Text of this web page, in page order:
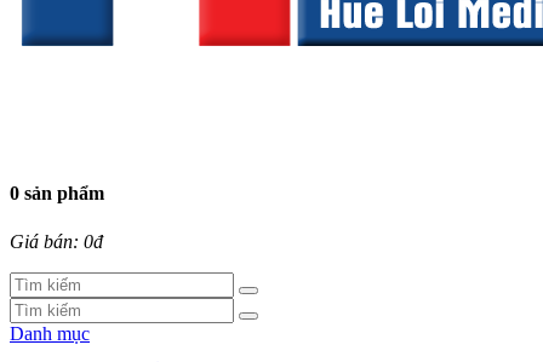
0 sản phẩm
Giá bán: 0đ
Danh mục